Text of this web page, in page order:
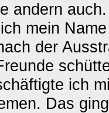
andern
mein
der
ich
Das